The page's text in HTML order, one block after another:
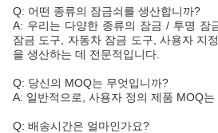
Q: 어떤 종류의 잠금쇠를 생산합니까?
A: 우리는 다양한 종류의 잠금 / 투명 잠
잠금 도구, 자동차 잠금 도구, 사용자 지
을 생산하는 데 전문적입니다.
Q: 당신의 MOQ는 무엇입니까?
A: 일반적으로, 사용자 정의 제품 MOQ는
Q: 배송시간은 얼마인가요?